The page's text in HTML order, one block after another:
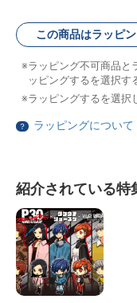
この商品はラッピ
ラッピング不可商品と
ッピングするを選択す
ラッピングするを選択
？ ラッピングについて
紹介されている特